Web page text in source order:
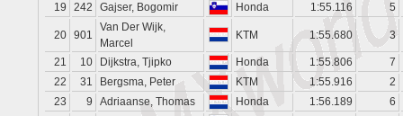
19
242 Gajser, Bogomir Honda 1:55.116 5
20 901
Van Der Wijk,
Marcel
KTM 1:55.680 3
21 10 Dijkstra, Tjipko Honda 1:55.806
7
22
31 Bergsma, Peter KTM 1:55.916
2
23
9 Adriaanse, Thomas Honda 1:56.189
6